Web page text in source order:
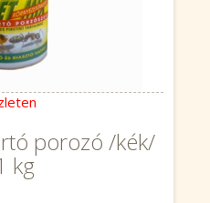
porozó /kék/
kg